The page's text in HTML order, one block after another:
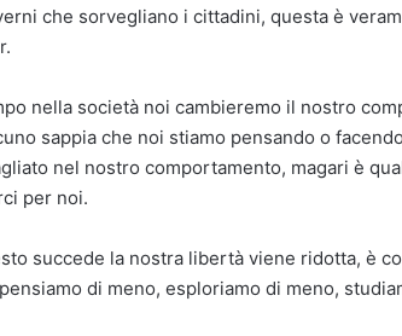
che sorvegliano i cittadini, questa è
nella società noi cambieremo il nostro
sappia che noi stiamo pensando o
nel nostro comportamento, magari è
per noi.
succede la nostra libertà viene ridotta, è
di meno, esploriamo di meno,